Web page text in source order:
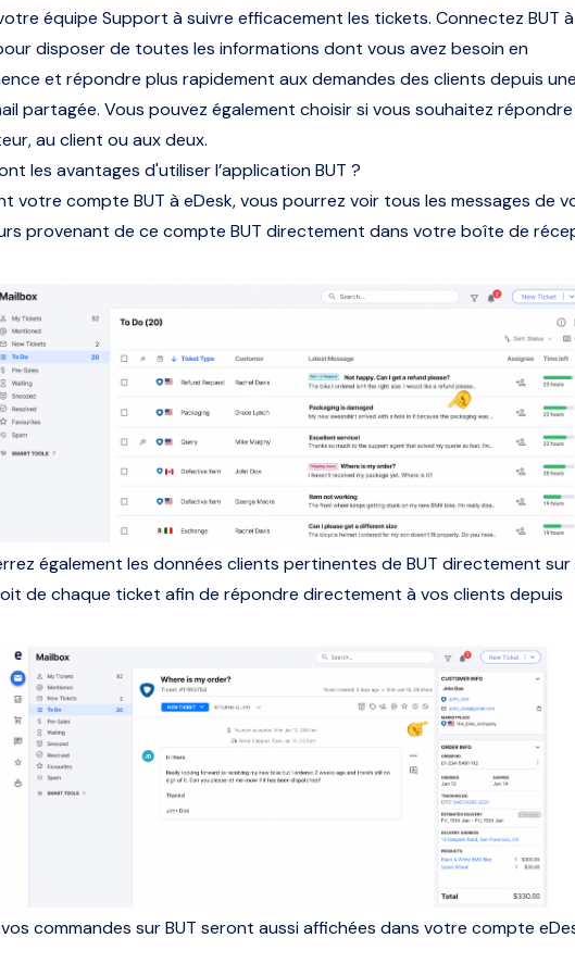
équipe Support à suivre efficacement les tickets. Connectez BUT à
disposer de toutes les informations dont vous avez besoin en
et répondre plus rapidement aux demandes des clients depuis une
partagée. Vous pouvez également choisir si vous souhaitez
au client ou aux deux.
les avantages d'utiliser l’application BUT ?
votre compte BUT à eDesk, vous pourrez voir tous les messages de
provenant de ce compte BUT directement dans votre boîte de
également les données clients pertinentes de BUT directement sur
de chaque ticket afin de répondre directement à vos clients depuis
commandes sur BUT seront aussi affichées dans votre compte